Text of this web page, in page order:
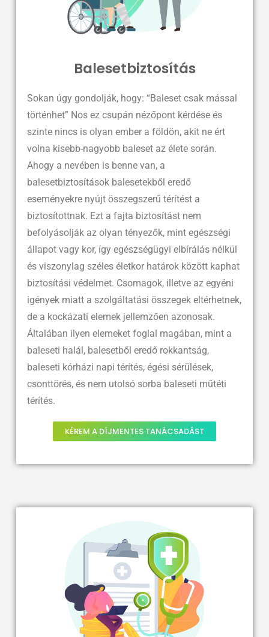
Balesetbiztosítás
Sokan úgy gondolják, hogy: “Baleset csak mással
történhet” Nos ez csupán nézőpont kérdése és
szinte nincs is olyan ember a földön, akit ne ért
volna kisebb-nagyobb baleset az élete során.
Ahogy a nevében is benne van, a
balesetbiztosítások balesetekből eredő
eseményekre nyújt összegszerű térítést a
biztosítottnak. Ezt a fajta biztosítást nem
befolyásolják az olyan tényezők, mint egészségi
állapot vagy kor, így egészségügyi elbírálás nélkül
és viszonylag széles életkor határok között kaphat
biztosítási védelmet. Csomagok, illetve az egyéni
igények miatt a szolgáltatási összegek eltérhetnek,
de a kockázati elemek jellemzően azonosak.
Általában ilyen elemeket foglal magában, mint a
baleseti halál, balesetből eredő rokkantság,
baleseti kórházi napi térítés, égési sérülések,
csonttörés, és nem utolsó sorba baleseti műtéti
térítés.
KÉREM A DÍJMENTES TANÁCSADÁST